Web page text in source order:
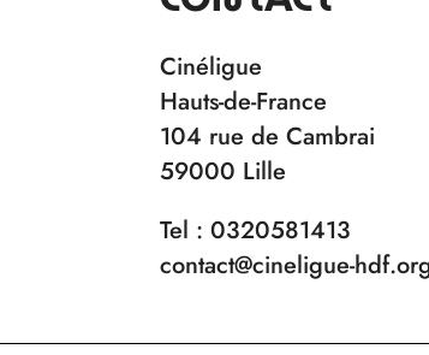
Cinéligue
Hauts-de-France
104 rue de Cambrai
59000 Lille
Tel : 0320581413
contact@cineligue-